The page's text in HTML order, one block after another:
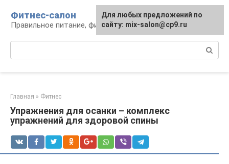
контенту
Фитнес-салон
Правильное питание, фитнес, образ жизни
Главная » Фитнес
Упражнения для осанки – комплекс
упражнений для здоровой спины
Для любых предложений по
сайту: mix-salon@cp9.ru